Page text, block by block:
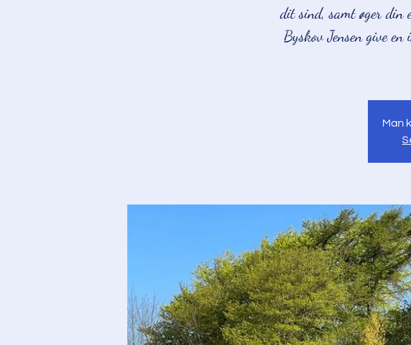
dit sind, samt øger din
Byskov Jensen give
Man